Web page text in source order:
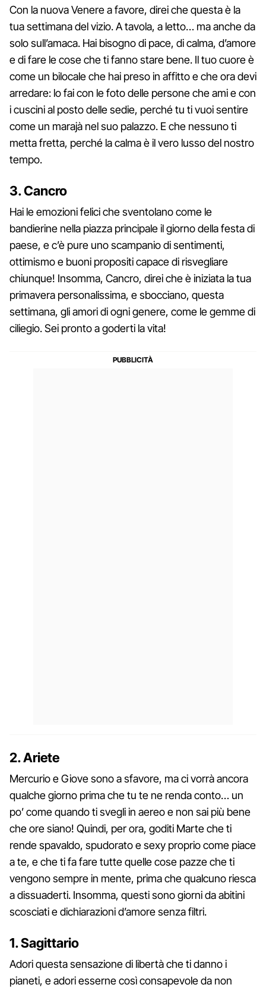
Con la nuova Venere a favore, direi che questa è la
tua settimana del vizio. A tavola, a letto… ma anche da
solo sull’amaca. Hai bisogno di pace, di calma, d’amore
e di fare le cose che ti fanno stare bene. Il tuo cuore è
come un bilocale che hai preso in affitto e che ora devi
arredare: lo fai con le foto delle persone che ami e con
i cuscini al posto delle sedie, perché tu ti vuoi sentire
come un marajà nel suo palazzo. E che nessuno ti
metta fretta, perché la calma è il vero lusso del nostro
tempo.
3. Cancro
Hai le emozioni felici che sventolano come le
bandierine nella piazza principale il giorno della festa di
paese, e c’è pure uno scampanio di sentimenti,
ottimismo e buoni propositi capace di risvegliare
chiunque! Insomma, Cancro, direi che è iniziata la tua
primavera personalissima, e sbocciano, questa
settimana, gli amori di ogni genere, come le gemme di
ciliegio. Sei pronto a goderti la vita!
2. Ariete
Mercurio e Giove sono a sfavore, ma ci vorrà ancora
qualche giorno prima che tu te ne renda conto… un
po’ come quando ti svegli in aereo e non sai più bene
che ore siano! Quindi, per ora, goditi Marte che ti
rende spavaldo, spudorato e sexy proprio come piace
a te, e che ti fa fare tutte quelle cose pazze che ti
vengono sempre in mente, prima che qualcuno riesca
a dissuaderti. Insomma, questi sono giorni da abitini
scosciati e dichiarazioni d’amore senza filtri.
1. Sagittario
Adori questa sensazione di libertà che ti danno i
pianeti, e adori esserne così consapevole da non